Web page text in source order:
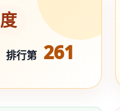
排行第 261